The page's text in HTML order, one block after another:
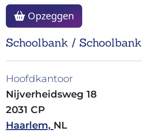
Schoolbank / Schoolbank
Opzeggen
Hoofdkantoor
Nijverheidsweg 18
2031 CP
Haarlem, NL